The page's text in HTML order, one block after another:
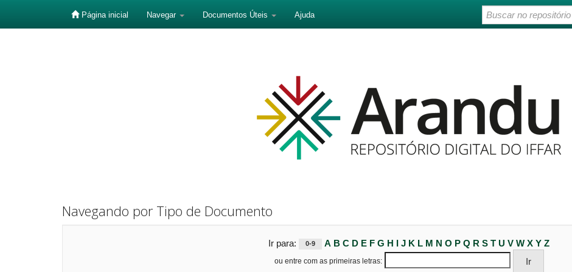
Página inicial Navegar Documentos Úteis Ajuda
Navegando por Tipo de Documento
Ir para: 0-9 A B C D E F G H I J K L M N O P Q R S T U V W X Y Z
ou entre com as primeiras letras: